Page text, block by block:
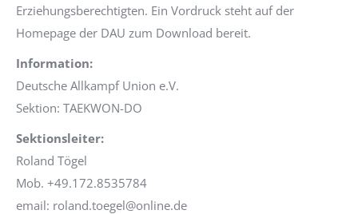
Erziehungsberechtigten. Ein Vordruck steht auf der
Homepage der DAU zum Download bereit.
Information:
Deutsche Allkampf Union e.V.
Sektion: TAEKWON-DO
Sektionsleiter:
Roland Tögel
Mob. +49.172.8535784
email: roland.toegel@online.de